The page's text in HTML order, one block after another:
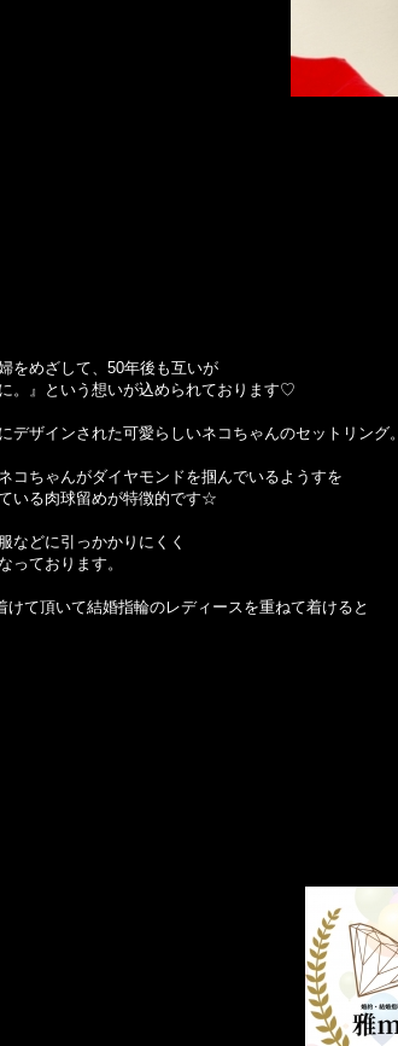
をめざして、50年後も互いが
。』という想いが込められております♡
デザインされた可愛らしいネコちゃんのセットリング。
コちゃんがダイヤモンドを掴んでいるようすを
いる肉球留めが特徴的です☆
などに引っかかりにくく
っております。
けて頂いて結婚指輪のレディースを重ねて着けると